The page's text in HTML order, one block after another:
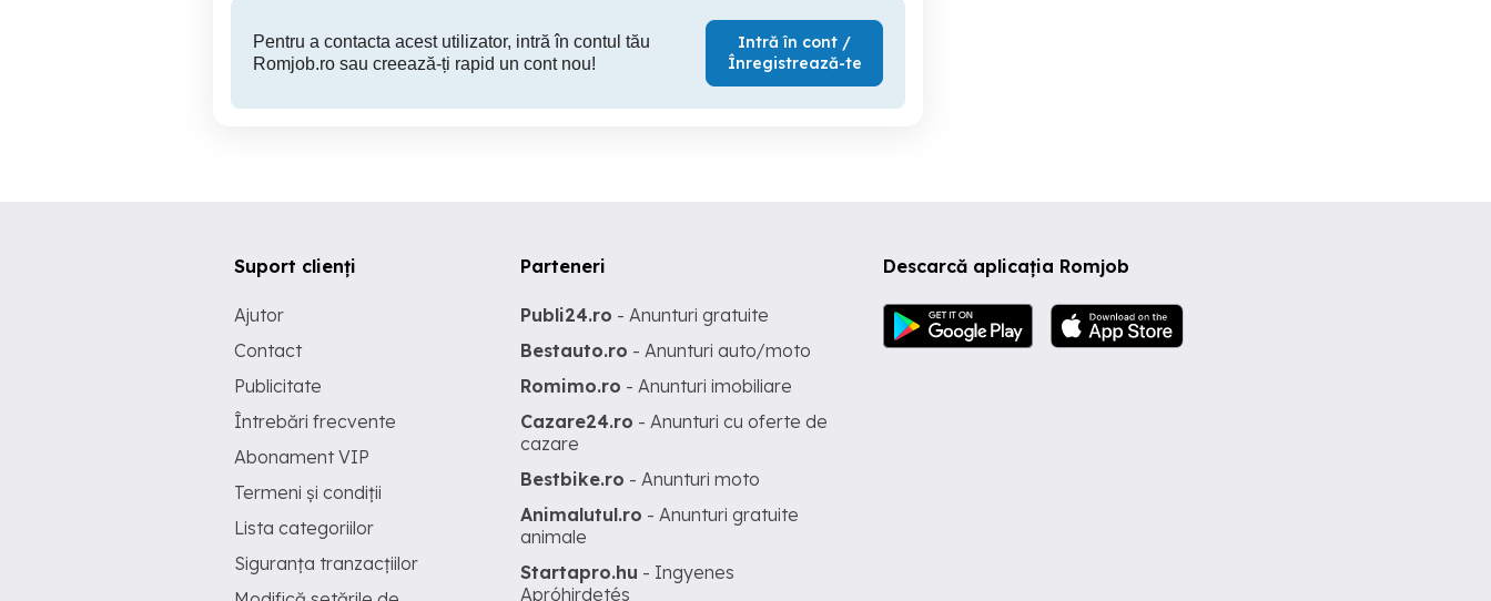
Pentru a contacta acest utilizator, intră în contul tău
Romjob.ro sau creează-ți rapid un cont nou!
Intră în cont /
Înregistrează-te
Descarcă aplicația Romjob
Suport clienți
Ajutor
Contact
Publicitate
Întrebări frecvente
Abonament VIP
Termeni și condiții
Lista categoriilor
Siguranța tranzacțiilor
Parteneri
Publi24.ro - Anunturi gratuite
Bestauto.ro - Anunturi auto/moto
Romimo.ro - Anunturi imobiliare
Cazare24.ro - Anunturi cu oferte de
cazare
Bestbike.ro - Anunturi moto
Animalutul.ro - Anunturi gratuite
animale
Startapro.hu - Ingyenes
Apróhirdetés